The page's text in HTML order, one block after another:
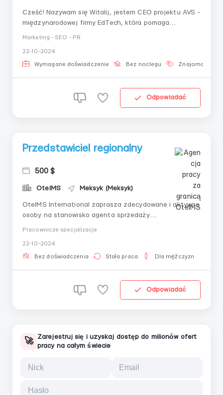
Cześć! Nazywam się Witalij, jestem CEO projektu AVS -
międzynarodowej firmy EdTech, która pomaga
realizacji) i wkrótce w Meksyku i Kolumbii pracować
spokojnie, bez błędów i kar. Ponad 300 000 k...
Marketing - SEO - PR
22-10-2024
Wymagane doświadczenie Bez noclegu Znajomość
Odpowiadać
Przedstawiciel regionalny
500 $
OtelMS Meksyk (Meksyk)
OtelMS International zaprasza zdecydowane i aktywne
osoby na stanowisko agenta sprzedaży
rozwój zawodowy i finansowy, jesteś ambitny,
towarzyski, masz wysoką zdolność do pracy i
Pracownicze specjalizacje
22-10-2024
Bez doświadczenia Stała praca Dla mężczyzn
Odpowiadać
🚀
Zarejestruj się i uzyskaj dostęp do milionów ofert
pracy na całym świecie